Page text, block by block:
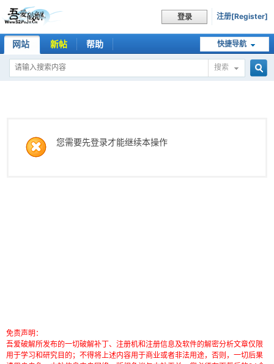
登录 注册[Register]
快捷导航
网站 新帖 帮助
搜索
您需要先登录才能继续本操作
免责声明：
吾爱破解所发布的一切破解补丁、注册机和注册信息及软件的解密分析文章仅限
用于学习和研究目的；不得将上述内容用于商业或者非法用途，否则，一切后果